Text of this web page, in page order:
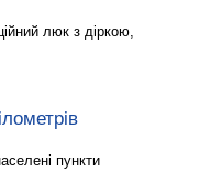
люк з діркою,
пункти